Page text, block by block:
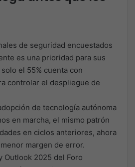
de seguridad encuestados
es una prioridad para sus
el 55% cuenta con
controlar el despliegue de
de tecnología autónoma
en marcha, el mismo patrón
en ciclos anteriores, ahora
margen de error.
Outlook 2025 del Foro